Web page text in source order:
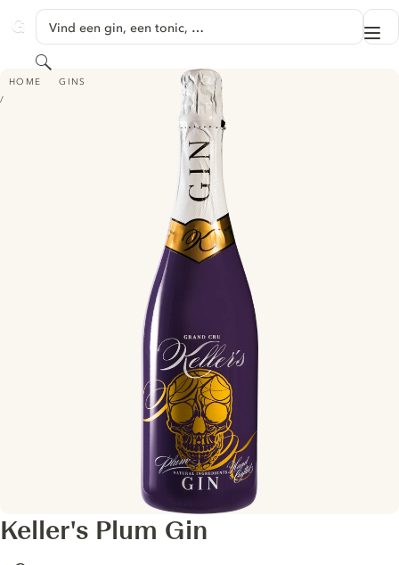
GINVENTORY
Vind een gin, een tonic, …
Zoeken
HOME GINS
KELLER'S PLUM GIN
Keller's Plum Gin